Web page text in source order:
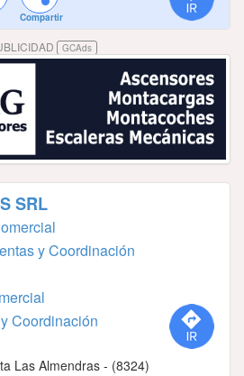
Compartir
GCAds
SRL
y Coordinación
Coordinación
Las Almendras - (8324)